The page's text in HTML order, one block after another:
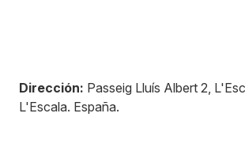
Dirección: Passeig Lluís Albert 2,
L'Escala. España.